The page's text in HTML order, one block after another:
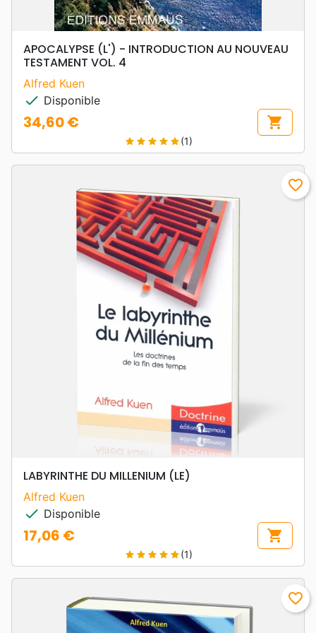
APOCALYPSE (L') - INTRODUCTION AU NOUVEAU
TESTAMENT VOL. 4
Alfred Kuen
check Disponible
Prix
34,60 € shopping_cart
star star star star star(1)
favorite_border
LABYRINTHE DU MILLENIUM (LE)
Alfred Kuen
check Disponible
Prix
17,06 € shopping_cart
star star star star star(1)
favorite_border